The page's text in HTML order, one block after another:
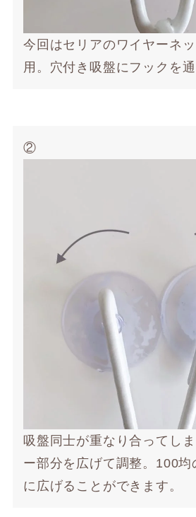
今回はセリアのワイヤーネ
用。穴付き吸盤にフックを通
②
吸盤同士が重なり合ってし
ー部分を広げて調整。100均
に広げることができます。